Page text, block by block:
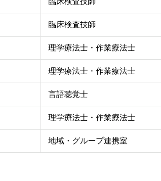
臨床検査技師
理学療法士・作業療法士
理学療法士・作業療法士
言語聴覚士
理学療法士・作業療法士
地域・グループ連携室